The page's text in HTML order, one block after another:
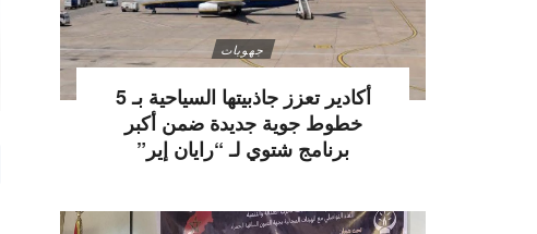
جهويات
أكادير تعزز جاذبيتها السياحية بـ 5
خطوط جوية جديدة ضمن أكبر
برنامج شتوي لـ “رايان إير”